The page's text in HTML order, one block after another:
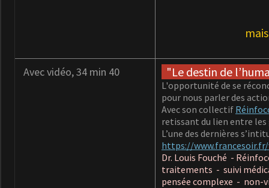
Avec vidéo, 34 min 40 "Le destin de
L'opportunité de se
pour nous parler des
Avec son collectif
retissant du lien entre les
L’une des dernières
https://
Dr. Louis Fouché -
traitements - suivi
pensée complexe - non-